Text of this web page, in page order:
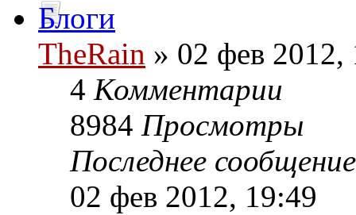
Блоги
TheRain » 02 фев 2012,
4 Комментарии
8984 Просмотры
Последнее
02 фев 2012, 19:49